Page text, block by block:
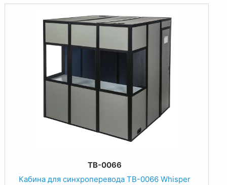
TB-0066
Кабина для синхроперевода TB-0066 Whisper